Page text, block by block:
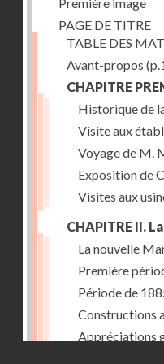
PAGE DE TITRE
TABLE DES
Avant-propos
CHAPITRE
Historique de
Visite aux
Voyage de M.
Exposition de
Visites aux
CHAPITRE II.
La nouvelle
Première
Période de
Constructions
Appréciations